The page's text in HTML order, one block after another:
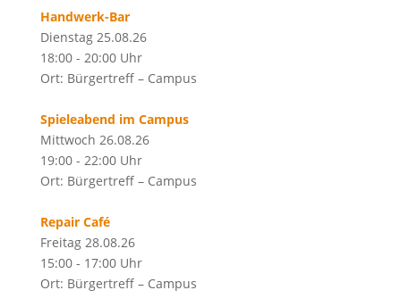
Handwerk-Bar
Dienstag 25.08.26
18:00 - 20:00 Uhr
Ort: Bürgertreff – Campus
Spieleabend im Campus
Mittwoch 26.08.26
19:00 - 22:00 Uhr
Ort: Bürgertreff – Campus
Repair Café
Freitag 28.08.26
15:00 - 17:00 Uhr
Ort: Bürgertreff – Campus